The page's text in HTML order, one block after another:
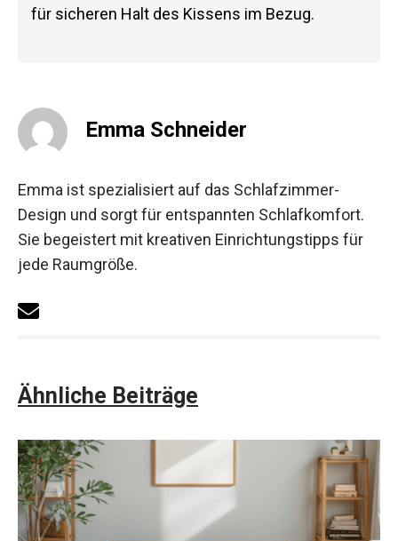
für sicheren Halt des Kissens im Bezug.
Emma Schneider
Emma ist spezialisiert auf das Schlafzimmer-
Design und sorgt für entspannten Schlafkomfort.
Sie begeistert mit kreativen Einrichtungstipps für
jede Raumgröße.
Ähnliche Beiträge